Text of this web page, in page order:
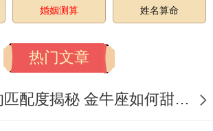
让人看到才能...但需注意火星
21分钟再行动。
情方面~3月19日红鸾星动 -
婚姻测算 姓名算命
热门文章
金牛座情侣的匹配度揭秘 金牛座如何甜蜜恋爱